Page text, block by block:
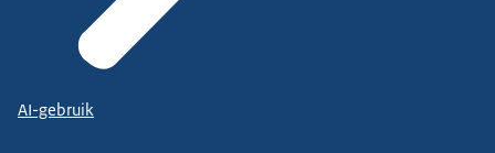
AI-gebruik